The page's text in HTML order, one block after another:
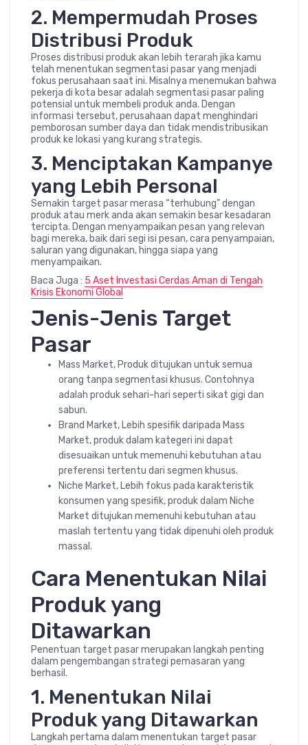
2. Mempermudah Proses
Distribusi Produk
Proses distribusi produk akan lebih terarah jika kamu
telah menentukan segmentasi pasar yang menjadi
fokus perusahaan saat ini. Misalnya menemukan bahwa
pekerja di kota besar adalah segmentasi pasar paling
potensial untuk membeli produk anda. Dengan
informasi tersebut, perusahaan dapat menghindari
pemborosan sumber daya dan tidak mendistribusikan
produk ke lokasi yang kurang strategis.
3. Menciptakan Kampanye
yang Lebih Personal
Semakin target pasar merasa “terhubung” dengan
produk atau merk anda akan semakin besar kesadaran
tercipta. Dengan menyampaikan pesan yang relevan
bagi mereka, baik dari segi isi pesan, cara penyampaian,
saluran yang digunakan, hingga siapa yang
menyampaikan.
Baca Juga : 5 Aset Investasi Cerdas Aman di Tengah
Krisis Ekonomi Global
Jenis-Jenis Target
Pasar
Mass Market, Produk ditujukan untuk semua
orang tanpa segmentasi khusus. Contohnya
adalah produk sehari-hari seperti sikat gigi dan
sabun.
Brand Market, Lebih spesifik daripada Mass
Market, produk dalam kategeri ini dapat
disesuaikan untuk memenuhi kebutuhan atau
preferensi tertentu dari segmen khusus.
Niche Market, Lebih fokus pada karakteristik
konsumen yang spesifik, produk dalam Niche
Market ditujukan memenuhi kebutuhan atau
maslah tertentu yang tidak dipenuhi oleh produk
massal.
Cara Menentukan Nilai
Produk yang
Ditawarkan
Penentuan target pasar merupakan langkah penting
dalam pengembangan strategi pemasaran yang
berhasil.
1. Menentukan Nilai
Produk yang Ditawarkan
Langkah pertama dalam menentukan target pasar